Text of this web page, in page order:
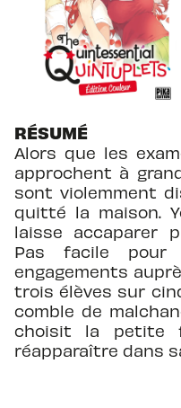
RÉSUMÉ
Alors que les
approchent à
sont violemment
quitté la maison.
laisse accaparer
Pas facile pour
engagements
trois élèves sur
comble de
choisit la petite
réapparaître dans